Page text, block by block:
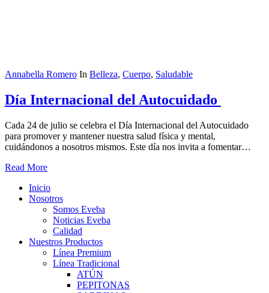
Annabella Romero In Belleza, Cuerpo, Saludable
Día Internacional del Autocuidado
Cada 24 de julio se celebra el Día Internacional del Autocuidado
para promover y mantener nuestra salud física y mental,
cuidándonos a nosotros mismos. Este día nos invita a fomentar…
Read More
Close
Menu
Inicio
Nosotros
Somos Eveba
Noticias Eveba
Calidad
Nuestros Productos
Línea Premium
Línea Tradicional
ATÚN
PEPITONAS